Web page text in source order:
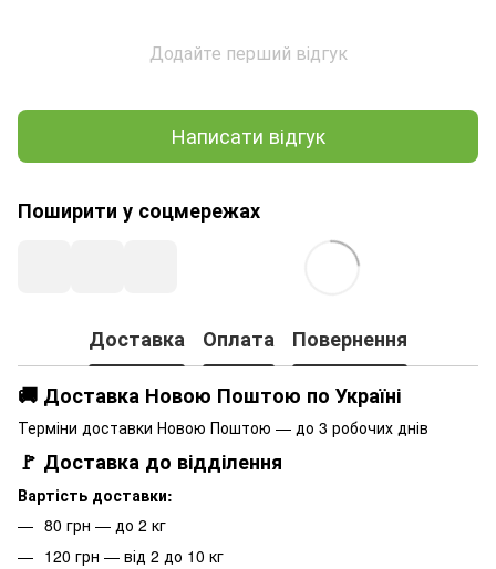
Додайте перший відгук
Написати відгук
Поширити у соцмережах
Доставка Оплата
Повернення
🚚 Доставка Новою Поштою по Україні
Терміни доставки Новою Поштою — до 3 робочих днів
🚩 Доставка до відділення
Вартість доставки:
80 грн — до 2 кг
120 грн — від 2 до 10 кг